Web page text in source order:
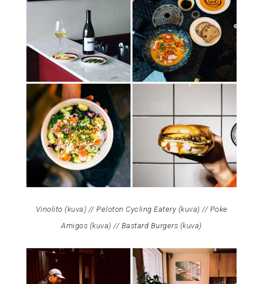
Vinolito (kuva ) // Peloton Cycling Eatery (kuva) // Poke
Amigos (kuva) // Bastard Burgers (kuva)